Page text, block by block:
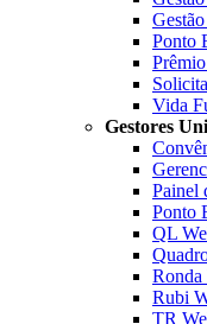
Ponto
Vida
Gestores
Painel
Ponto
QL
Ronda
Rubi
TR